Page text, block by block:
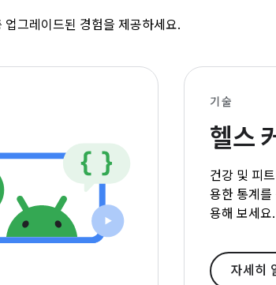
그레이드된 경험을 제공하세요.
기술
헬스
건강 및 피
용한 통계를
용해 보세요.
자세히